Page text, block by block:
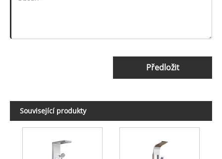
Předložit
Související produkty